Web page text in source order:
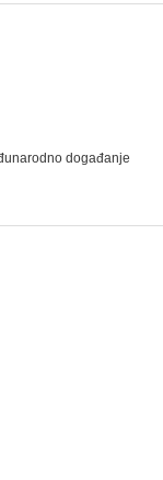
događanje